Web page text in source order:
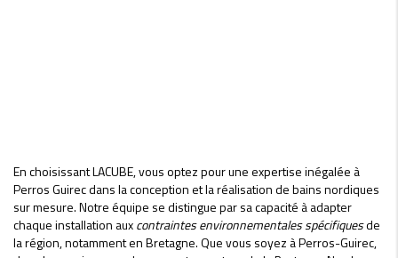
En choisissant LACUBE, vous optez pour une expertise inégalée à
Perros Guirec dans la conception et la réalisation de bains nordiques
sur mesure. Notre équipe se distingue par sa capacité à adapter
chaque installation auxcontraintes environnementales spécifiquesde
la région, notamment en Bretagne. Que vous soyez à Perros-Guirec,